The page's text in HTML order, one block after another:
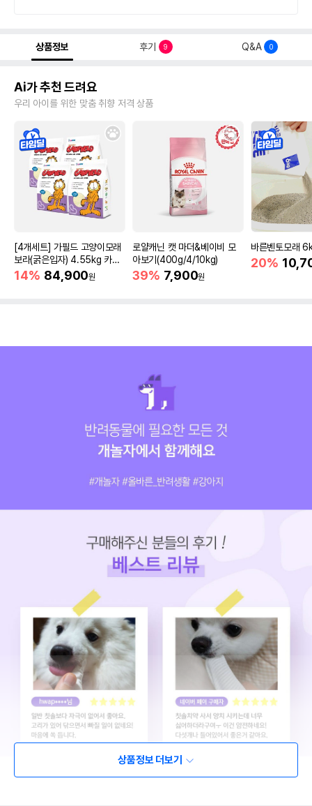
상품정보 후기 9 Q&A 0
Ai가 추천 드려요
우리 아이를 위한 맞춤 취향 저격 상품
[4개세트] 가필드 고양이모래
보라(굵은입자) 4.55kg 카사
바모래
14% 84,900원
로얄캐닌 캣 마더&베이비 모
아보기(400g/4/10kg)
39% 7,900원
바른벤토모래
20%
상품정보 더보기